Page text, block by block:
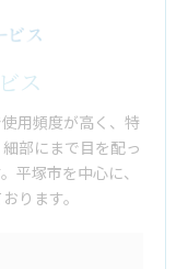
ス
用頻度が高く、特
部にまで目を配っ
平塚市を中心に、
ります。